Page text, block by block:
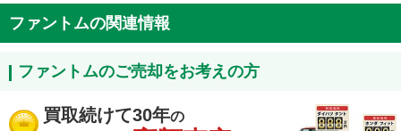
ファントムの関連情報
ファントムのご売却をお考えの方
買取続けて30年の